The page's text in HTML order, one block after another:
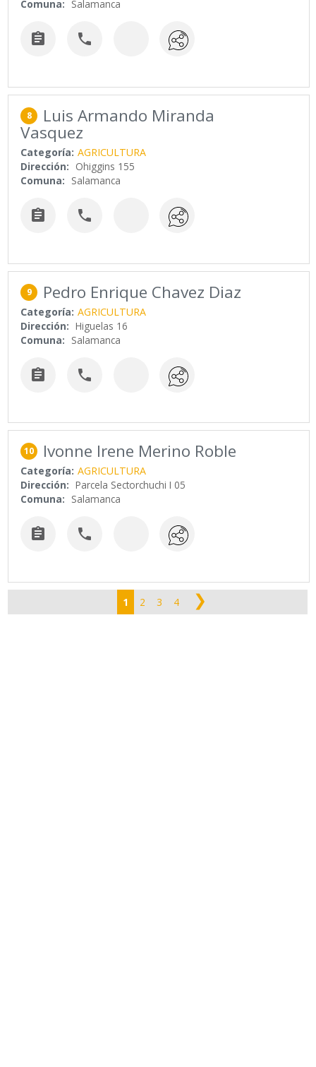
Comuna: Salamanca
 
8 Luis Armando Miranda
Vasquez
Categoría: AGRICULTURA
Dirección: Ohiggins 155
Comuna: Salamanca
 
9 Pedro Enrique Chavez Diaz
Categoría: AGRICULTURA
Dirección: Higuelas 16
Comuna: Salamanca
 
10 Ivonne Irene Merino Roble
Categoría: AGRICULTURA
Dirección: Parcela Sectorchuchi I 05
Comuna: Salamanca
 
1 2 3 4 ❯